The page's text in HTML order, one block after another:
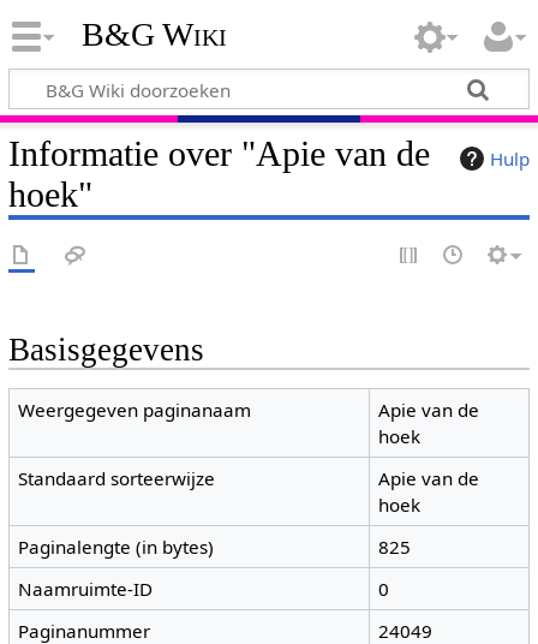
B&G Wiki
Hulp
Informatie over "Apie van de
hoek"
Basisgegevens
Weergegeven paginanaam
Apie van de
hoek
Standaard sorteerwijze
Apie van de
hoek
Paginalengte (in bytes)
825
Naamruimte-ID
0
Paginanummer
24049